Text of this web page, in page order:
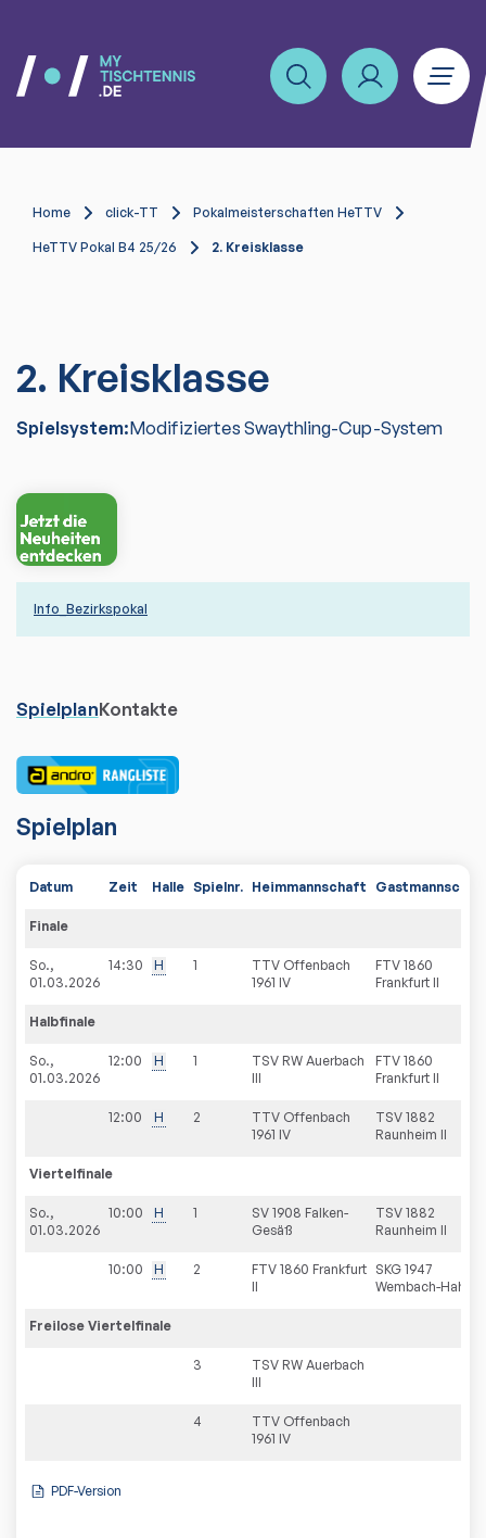
Home click-TT Pokalmeisterschaften HeTTV
HeTTV Pokal B4 25/26 2. Kreisklasse
2. Kreisklasse
Spielsystem:Modifiziertes Swaythling-Cup-System
Info_Bezirkspokal
SpielplanKontakte
Spielplan
Datum Zeit Halle Spielnr. Heimmannschaft
Finale
So.,
01.03.2026
14:30 H 1
TTV Offenbach
1961 IV
FTV 1860
Frankfurt II
Halbfinale
So.,
01.03.2026
12:00 H 1
TSV RW Auerbach
III
FTV 1860
Frankfurt II
12:00 H 2
TTV Offenbach
1961 IV
TSV 1882
Raunheim II
Viertelfinale
So.,
01.03.2026
10:00 H 1
SV 1908 Falken-
Gesäß
TSV 1882
Raunheim II
10:00 H 2
FTV 1860 Frankfurt
II
SKG 1947
Wembach-Hahn
Freilose Viertelfinale
3
TSV RW Auerbach
III
4
TTV Offenbach
1961 IV
PDF-Version